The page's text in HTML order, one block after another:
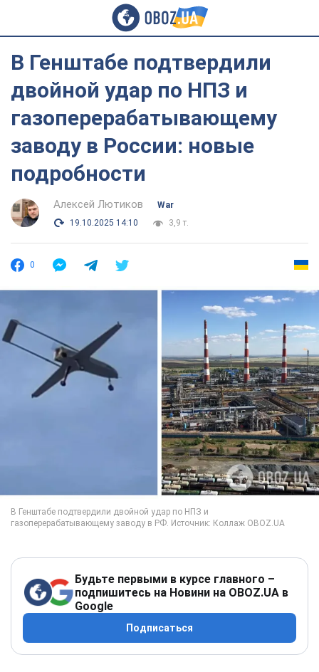
В Генштабе подтвердили
двойной удар по НПЗ и
газоперерабатывающему
заводу в России: новые
подробности
Алексей Лютиков
War
19.10.2025 14:10
3,9 т.
0
Будьте первыми в курсе главного –
подпишитесь на Новини на OBOZ.UA в
Google
Подписаться